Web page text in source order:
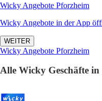
Wicky Angebote Pforzheim
Wicky Angebote in der App
WEITER
Wicky Angebote Pforzheim
Alle Wicky Geschäfte